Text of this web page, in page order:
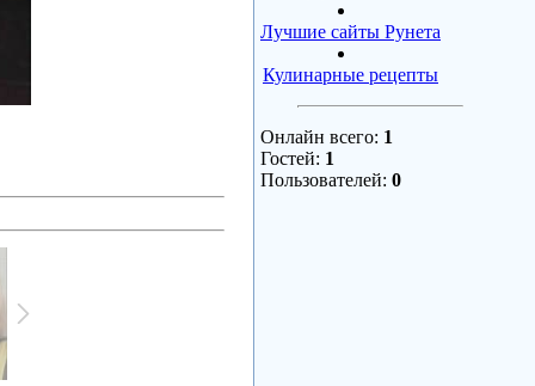
Лучшие сайты Рунета
Кулинарные рецепты
Онлайн всего: 1
Гостей: 1
Пользователей: 0